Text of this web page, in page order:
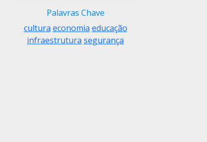
Palavras Chave
cultura economia educação
infraestrutura segurança